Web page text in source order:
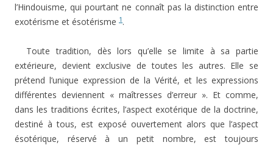
l’Hindouisme, qui pourtant ne connaît pas la distinction entre
exotérisme et ésotérisme 1 .
Toute tradition, dès lors qu’elle se limite à sa partie
extérieure, devient exclusive de toutes les autres. Elle se
prétend l’unique expression de la Vérité, et les expressions
différentes deviennent « maîtresses d’erreur ». Et comme,
dans les traditions écrites, l’aspect exotérique de la doctrine,
destiné à tous, est exposé ouvertement alors que l’aspect
ésotérique, réservé à un petit nombre, est toujours